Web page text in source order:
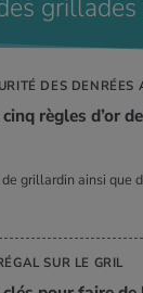
grillades
DES DENRÉES
règles d’or
grillardin ainsi que
SUR LE GRIL